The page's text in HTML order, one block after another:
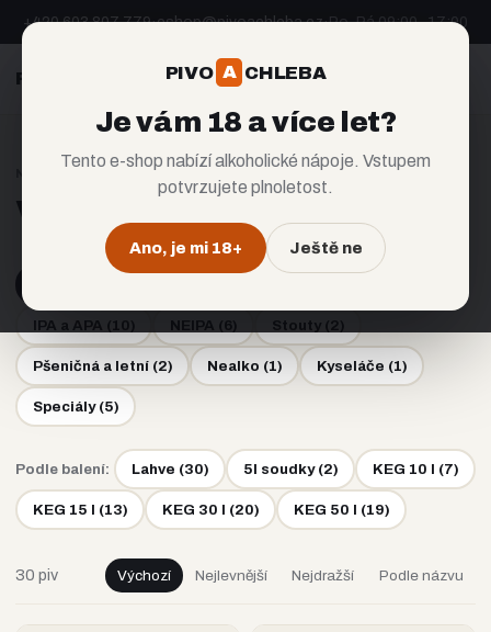
PIVO A CHLEBA
Je vám 18 a více let?
Tento e-shop nabízí alkoholické nápoje. Vstupem
potvrzujete plnoletost.
Ano, je mi 18+ Ještě ne
+420 603 807 779·eshop@pivoachleba.cz·Po–Pá 09:00–17:00
PIVO CHLEBA CZ EN
Všechna piva
IPA a APA ( 10 ) NEIPA ( 6 ) Stouty( 2 )
Pšeničná a letní(2) Nealko (1) Kyseláče (1)
Speciály(5)
Podle balení: Lahve (30) 5l soudky(2) KEG 10 l (7)
KEG 15 l (13) KEG 30 l (20) KEG 50 l (19)
30 piv Výchozí Nejlevnější Nejdražší Podle názvu